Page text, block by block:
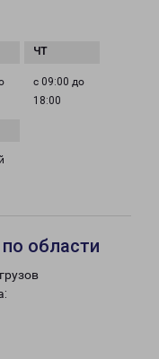
с 09:00 до
18:00
области